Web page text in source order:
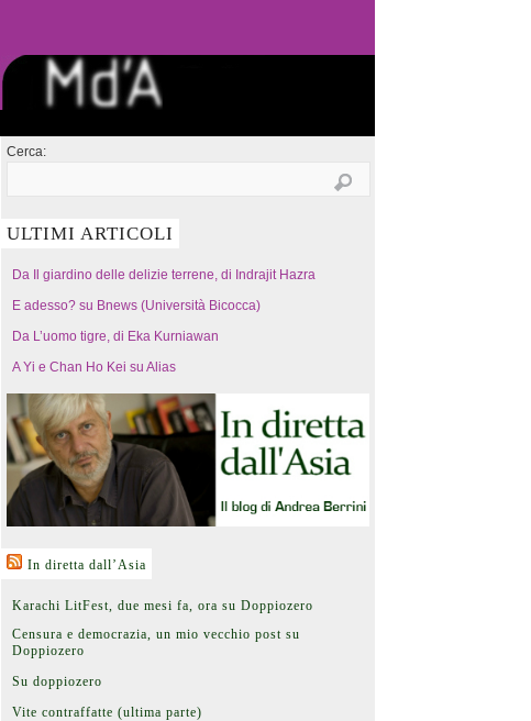
Cerca:
ULTIMI ARTICOLI
Da Il giardino delle delizie terrene, di Indrajit Hazra
E adesso? su Bnews (Università Bicocca)
Da L’uomo tigre, di Eka Kurniawan
A Yi e Chan Ho Kei su Alias
In diretta dall’Asia
Karachi LitFest, due mesi fa, ora su Doppiozero
Censura e democrazia, un mio vecchio post su
Doppiozero
Su doppiozero
Vite contraffatte (ultima parte)